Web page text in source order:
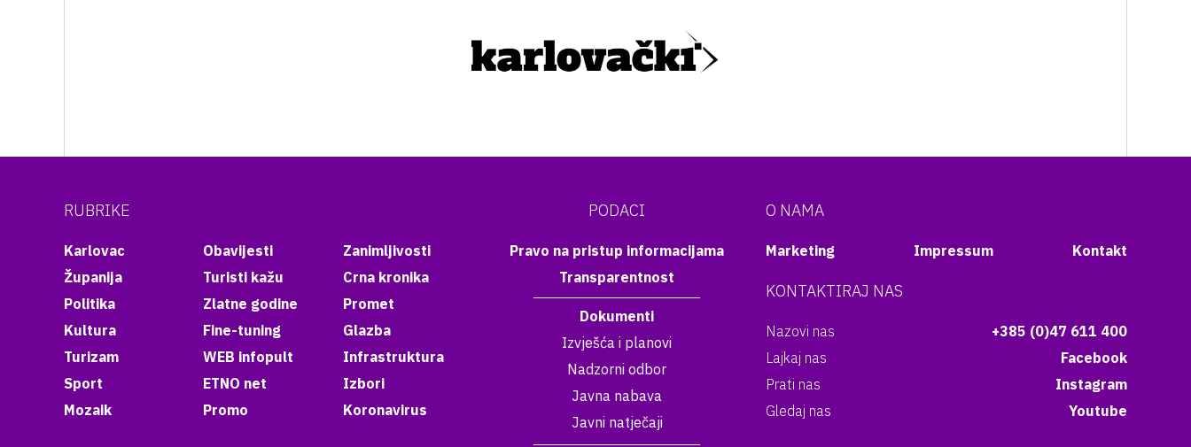
RUBRIKE
Karlovac
Županija
Politika
Kultura
Turizam
Sport
Mozaik
Obavijesti
Turisti kažu
Zlatne godine
Fine-tuning
WEB infopult
ETNO net
Promo
Zanimljivosti
Crna kronika
Promet
Glazba
Infrastruktura
Izbori
Koronavirus
PODACI
Pravo na pristup informacijama
Transparentnost
Dokumenti
Izvješća i planovi
Nadzorni odbor
Javna nabava
Javni natječaji
O NAMA
Marketing Impressum Kontakt
KONTAKTIRAJ NAS
Nazovi nas
+385 (0)47 611 400
Lajkaj nas
Facebook
Prati nas
Instagram
Gledaj nas
Youtube